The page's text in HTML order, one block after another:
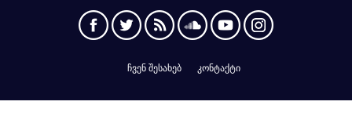
ჩვენ შესახებ კონტაქტი